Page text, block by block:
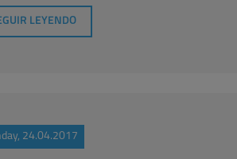
LEYENDO
24.04.2017